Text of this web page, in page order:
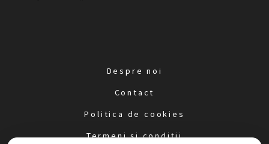
Despre noi
Contact
Politica de cookies
Termeni și condiții